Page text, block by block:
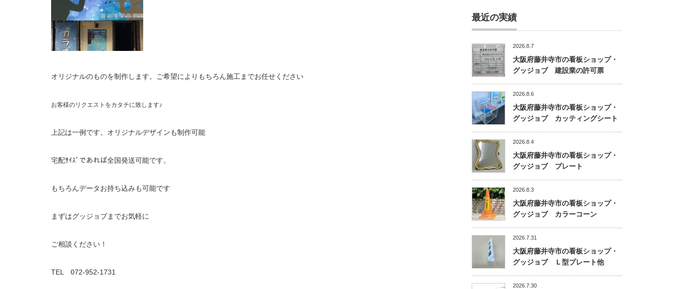
オリジナルのものを制作します。ご希望によりもちろん施工までお任せください
お客様のリクエストをカタチに致します♪
上記は一例です。オリジナルデザインも制作可能
宅配ｻｲｽﾞであれば全国発送可能です。
もちろんデータお持ち込みも可能です
まずはグッジョブまでお気軽に
ご相談ください！
TEL 072-952-1731
最近の実績
2026.8.7
大阪府藤井寺市の看板ショップ・
グッジョブ 建設業の許可票
2026.8.6
大阪府藤井寺市の看板ショップ・
グッジョブ カッティングシート
2026.8.4
大阪府藤井寺市の看板ショップ・
グッジョブ プレート
2026.8.3
大阪府藤井寺市の看板ショップ・
グッジョブ カラーコーン
2026.7.31
大阪府藤井寺市の看板ショップ・
グッジョブ Ｌ型プレート他
2026.7.30